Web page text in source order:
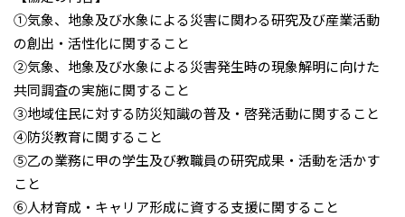
①気象、地象及び水象による災害に関わる研究及び産業活動
の創出・活性化に関すること
②気象、地象及び水象による災害発生時の現象解明に向けた
共同調査の実施に関すること
③地域住民に対する防災知識の普及・啓発活動に関すること
④防災教育に関すること
⑤乙の業務に甲の学生及び教職員の研究成果・活動を活かす
こと
⑥人材育成・キャリア形成に資する支援に関すること